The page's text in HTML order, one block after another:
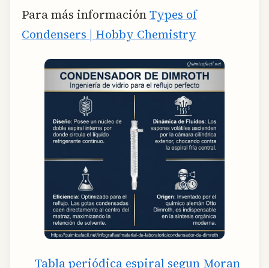
Para más informaciónTypes of
Condensers | Hobby Chemistry
Tabla periódica espiral segun Moran